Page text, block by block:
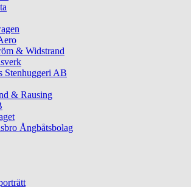
& Widstrand
Stenhuggeri AB
& Rausing
Ångbåtsbolag